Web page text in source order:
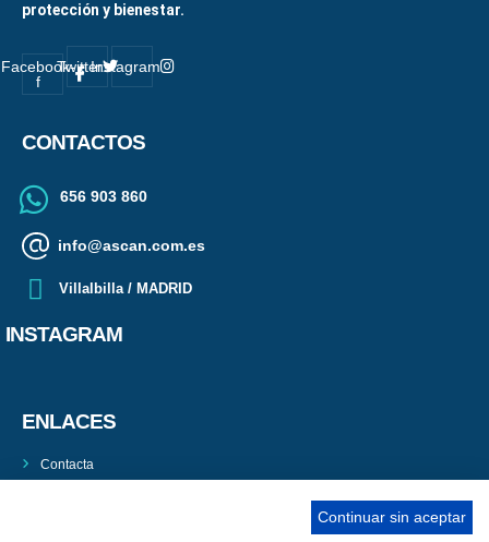
protección y bienestar.
Facebook-
f
TwitterInstagram
CONTACTOS
656 903 860
info@ascan.com.es
Villalbilla / MADRID
INSTAGRAM
ENLACES
Contacta
Continuar sin aceptar